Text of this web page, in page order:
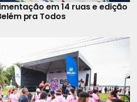
em 14 ruas e edição
pra Todos